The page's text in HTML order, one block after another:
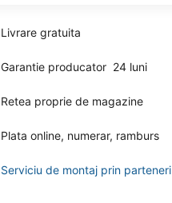
Livrare gratuita
Garantie producator 24 luni
Retea proprie de magazine
Plata online, numerar, ramburs
Serviciu de montaj prin parteneri